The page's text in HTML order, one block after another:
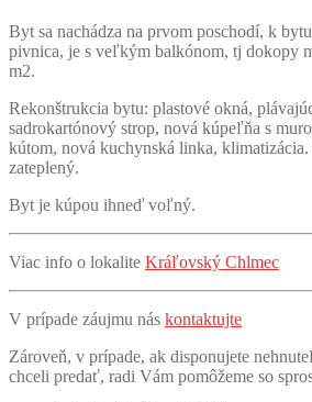
Byt sa nachádza na prvom poschodí, k
pivnica, je s veľkým balkónom, tj dokopy
m2.
Rekonštrukcia bytu: plastové okná,
sadrokartónový strop, nová kúpeľňa s
kútom, nová kuchynská linka,
zateplený.
Byt je kúpou ihneď voľný.
Viac info o lokalite Kráľovský Chlmec
V prípade záujmu nás kontaktujte
Zároveň, v prípade, ak disponujete
chceli predať, radi Vám pomôžeme so